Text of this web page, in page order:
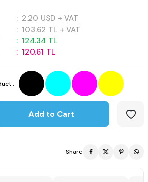
: 2.20 USD + VAT
: 103.62 TL + VAT
: 124.34 TL
: 120.61 TL
:
Add to Cart
Share